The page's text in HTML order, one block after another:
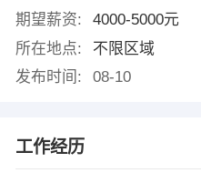
期望薪资:
4000-5000元
所在地点:
不限区域
发布时间:
08-10
工作经历